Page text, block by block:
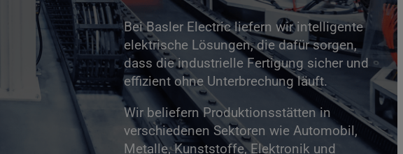
Bei Basler Electric liefern wir intelligente
elektrische Lösungen, die dafür sorgen,
dass die industrielle Fertigung sicher und
effizient ohne Unterbrechung läuft.
Wir beliefern Produktionsstätten in
verschiedenen Sektoren wie Automobil,
Metalle, Kunststoffe, Elektronik und